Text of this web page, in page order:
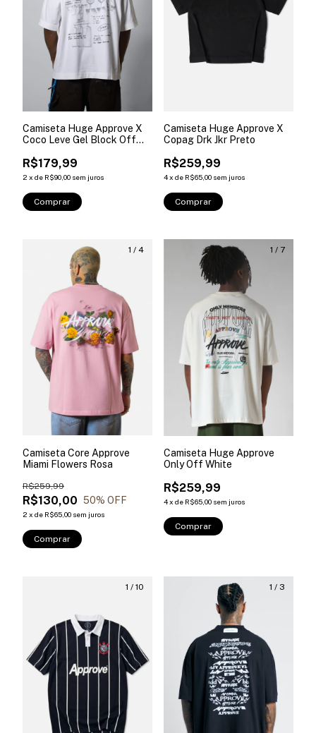
Camiseta Huge Approve X
Coco Leve Gel Block Off
R$179,99
2 x de R$90,00 sem juros
Comprar
Camiseta Huge Approve X
Copag Drk Jkr Preto
R$259,99
4x de R$65,00 sem juros
Comprar
1 / 4
Camiseta Core Approve
Miami Flowers Rosa
R$130,00
R$259,99
50% OFF
2 x de R$65,00 sem juros
Comprar
1 / 7
Camiseta Huge Approve
Only Off White
R$259,99
4x de R$65,00 sem juros
Comprar
1 / 10 1 / 3